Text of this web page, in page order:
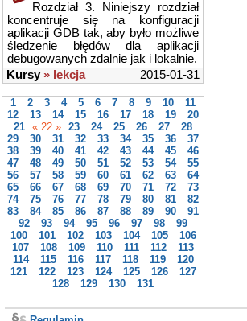
Rozdział 3. Niniejszy rozdział
koncentruje się na konfiguracji
aplikacji GDB tak, aby było możliwe
śledzenie błędów dla aplikacji
debugowanych zdalnie jak i lokalnie.
2015-01-31
Kursy » lekcja
1 2 3 4 5 6 7 8 9 10
11
12
13 14 15 16 17 18 19
20
21 « 22 » 23 24 25 26 27
28
29
30 31 32 33 34 35 36
37
38
39 40 41 42 43 44 45
46
47
48 49 50 51 52 53 54
55
56
57 58 59 60 61 62 63
64
65
66 67 68 69 70 71 72
73
74
75 76 77 78 79 80 81
82
83
84 85 86 87 88 89 90
91
92
93 94 95 96 97 98
99
100
101 102 103 104 105
106
107
108 109 110 111 112
113
114
115 116 117 118 119
120
121
122 123 124 125 126
127
128
129 130 131